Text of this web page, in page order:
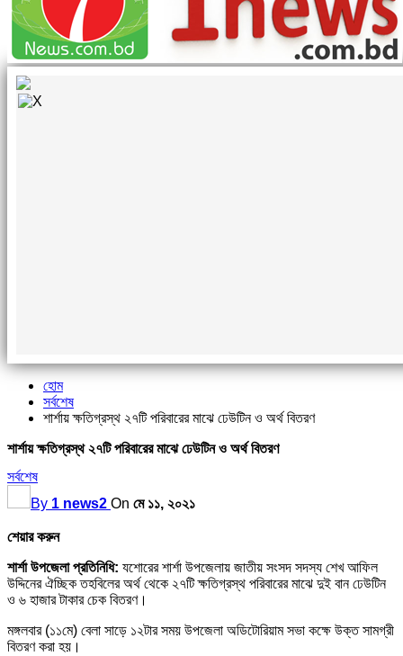
হোম
সর্বশেষ
শার্শায় ক্ষতিগ্রস্থ ২৭টি পরিবারের মাঝে ঢেউটিন ও অর্থ বিতরণ
শার্শায় ক্ষতিগ্রস্থ ২৭টি পরিবারের মাঝে ঢেউটিন ও অর্থ বিতরণ
সর্বশেষ
By 1 news2 On মে ১১, ২০২১
শেয়ার করুন
শার্শা উপজেলা প্রতিনিধি: যশোরের শার্শা উপজেলায় জাতীয় সংসদ সদস্য শেখ আফিল
উদ্দিনের ঐচ্ছিক তহবিলের অর্থ থেকে ২৭টি ক্ষতিগ্রস্থ পরিবারের মাঝে দুই বান ঢেউটিন
ও ৬ হাজার টাকার চেক বিতরণ।
মঙ্গলবার (১১মে) বেলা সাড়ে ১২টার সময় উপজেলা অডিটোরিয়াম সভা কক্ষে উক্ত সামগ্রী
বিতরণ করা হয়।